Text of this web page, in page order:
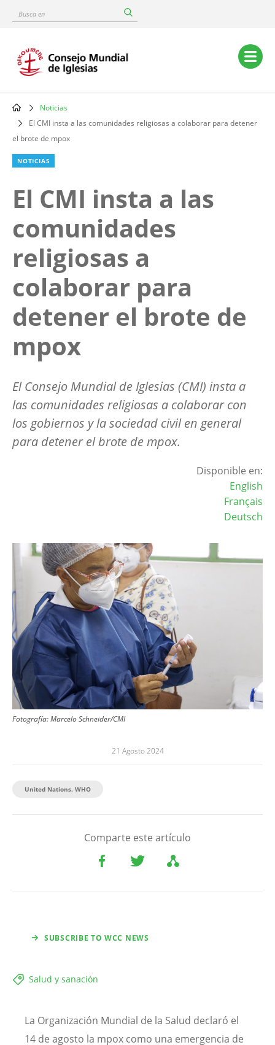
content
Busca
Main
navigation
Breadcrumb
Noticias
El CMI insta a las comunidades religiosas a colaborar para detener
el brote de mpox
NOTICIAS
El CMI insta a las
comunidades
religiosas a
colaborar para
detener el brote de
mpox
El Consejo Mundial de Iglesias (CMI) insta a
las comunidades religiosas a colaborar con
los gobiernos y la sociedad civil en general
para detener el brote de mpox.
Disponible en:
English
Français
Deutsch
Image
Fotografía:Marcelo Schneider/CMI
21 Agosto 2024
United Nations. WHO
Comparte este artículo
SUBSCRIBE TO WCC NEWS
Salud y sanación
La Organización Mundial de la Salud declaró el
14 de agosto la mpox como una emergencia de